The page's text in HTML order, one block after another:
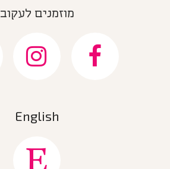
מוזמנים לעקוב
English